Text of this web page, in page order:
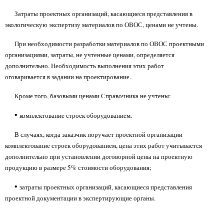
Затраты проектных организаций, касающиеся представления в
экологическую экспертизу материалов по ОВОС, ценами не учтены.
При необходимости разработки материалов по ОВОС проектными
организациями, затраты, не учтенные ценами, определяется
дополнительно. Необходимость выполнения этих работ
оговаривается в задании на проектирование.
Кроме того, базовыми ценами Справочника не учтены:
• комплектование строек оборудованием.
В случаях, когда заказчик поручает проектной организации
комплектование строек оборудованием, цена этих работ учитывается
дополнительно при установлении договорной цены на проектную
продукцию в размере 5% стоимости оборудования;
• затраты проектных организаций, касающиеся представления
проектной документации в экспертирующие органы.